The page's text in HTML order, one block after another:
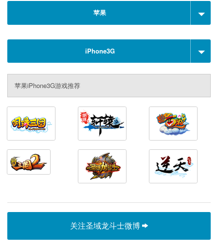
苹果
iPhone3G
苹果iPhone3G游戏推荐
关注圣域龙斗士微博